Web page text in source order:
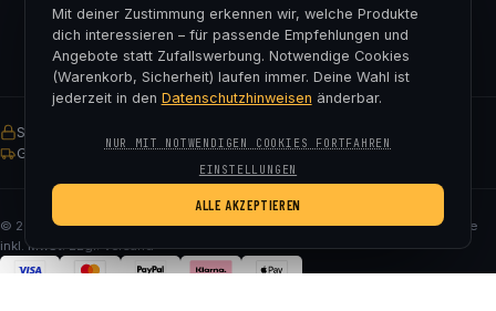
Cookie-Einstellungen
SSL-verschlüsselt
Gratis Versand ab € 75
© 2026 Fluna Tec & Research GmbH · FN 330182m, LG Salzburg · Alle Preise
inkl. MwSt. zzgl. Versand
Mit deiner Zustimmung erkennen wir, welche Produkte
dich interessieren – für passende Empfehlungen und
Angebote statt Zufallswerbung. Notwendige Cookies
(Warenkorb, Sicherheit) laufen immer. Deine Wahl ist
jederzeit in den Datenschutzhinweisen änderbar.
ALLE AKZEPTIEREN
EINSTELLUNGEN
NUR MIT NOTWENDIGEN COOKIES FORTFAHREN